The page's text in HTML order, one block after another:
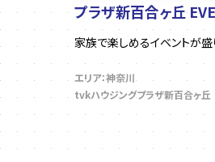
プラザ新百合ヶ丘
家族で楽しめるイベントが
エリア：神奈川
tvkハウジングプラザ新百合ヶ丘